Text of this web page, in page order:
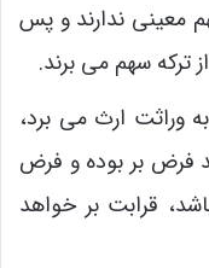
معینی ندارند و پس
ترکه سهم می برند.
وراثت ارث می برد،
فرض بر بوده و فرض
قرابت بر خواهد